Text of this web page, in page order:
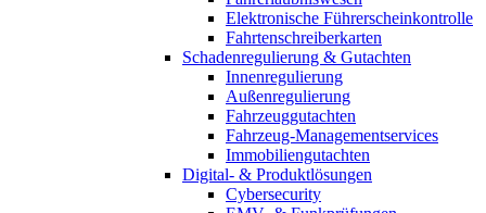
Elektronische Führerscheinkontrolle
Fahrtenschreiberkarten
Schadenregulierung & Gutachten
Innenregulierung
Außenregulierung
Fahrzeuggutachten
Fahrzeug-Managementservices
Immobiliengutachten
Digital- & Produktlösungen
Cybersecurity